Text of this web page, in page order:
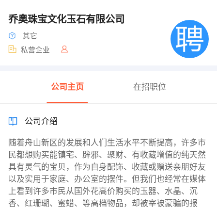
乔奥珠宝文化玉石有限公司
其它
私营企业
公司主页 在招职位
公司介绍
随着舟山新区的发展和人们生活水平不断提高，许多市
民都想购买能镇宅、辟邪、聚财、有收藏增值的纯天然
具有灵气的宝贝，作为自身配饰、收藏或赠送亲朋好友
以及实用于家庭、办公室的摆件。但我们也经常在媒体
上看到许多市民从国外花高价购买的玉器、水晶、沉
香、红珊瑚、蜜蜡、等高档物品，却被宰被蒙骗的报